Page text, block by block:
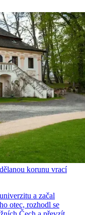
korunu vrací
a začal
otec, rozhodl se